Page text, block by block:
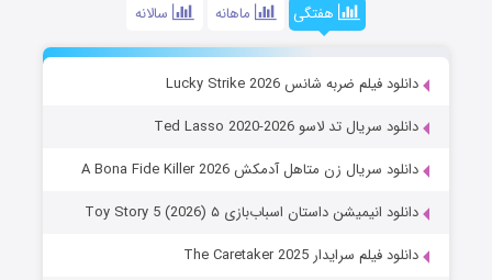
هفتگی ماهانه سالانه
دانلود فیلم ضربه شانس Lucky Strike 2026
دانلود سریال تد لاسو Ted Lasso 2020-2026
دانلود سریال زن متاهل آدمکش A Bona Fide Killer 2026
دانلود انیمیشن داستان اسباب‌بازی ۵ Toy Story 5 (2026)
دانلود فیلم سرایدار The Caretaker 2025